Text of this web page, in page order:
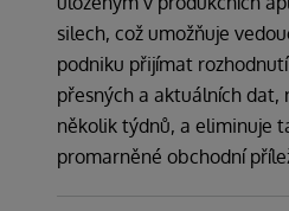
silech, což umožňuje
podniku přijímat
přesných a aktuálních dat,
několik týdnů, a eliminuje
promarněné obchodní